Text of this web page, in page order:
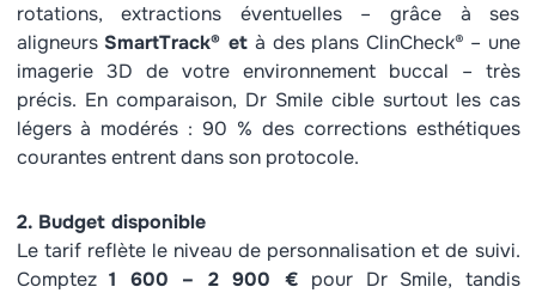
rotations, extractions éventuelles – grâce à ses
aligneurs SmartTrack® et à des plans ClinCheck® – une
imagerie 3D de votre environnement buccal – très
précis. En comparaison, Dr Smile cible surtout les cas
légers à modérés : 90 % des corrections esthétiques
courantes entrent dans son protocole.
2. Budget disponible
Le tarif reflète le niveau de personnalisation et de suivi.
Comptez 1 600 – 2 900 € pour Dr Smile, tandis